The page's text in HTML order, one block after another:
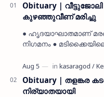
Obituary |
കുഴഞ്ഞുവീണ് മരിച്ചു
● ഹൃദയാഘാതമാണ്
നിഗമനം ●
മകളാണ് ● വിവരമറിഞ്ഞ്
Obituary | തളങ്കര
നിര്യാതയായി